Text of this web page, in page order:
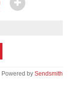
Powered by Sendsmith